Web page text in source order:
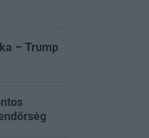
– Trump